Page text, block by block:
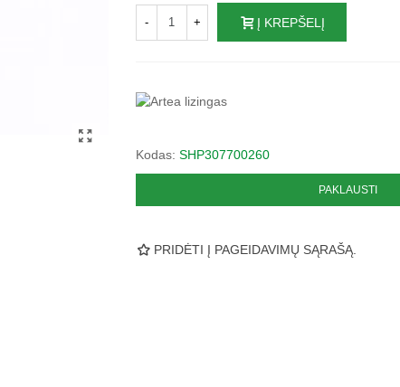
- + Į KREPŠELĮ
Kodas: SHP307700260
PAKLAUSTI
PRIDĖTI Į PAGEIDAVIMŲ SĄRAŠĄ.